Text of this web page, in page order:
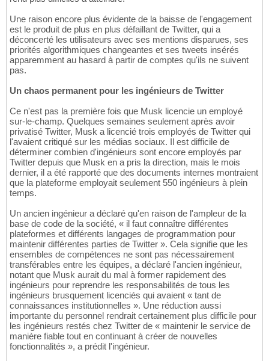
Une raison encore plus évidente de la baisse de l'engagement
est le produit de plus en plus défaillant de Twitter, qui a
déconcerté les utilisateurs avec ses mentions disparues, ses
priorités algorithmiques changeantes et ses tweets insérés
apparemment au hasard à partir de comptes qu'ils ne suivent
pas.
Un chaos permanent pour les ingénieurs de Twitter
Ce n'est pas la première fois que Musk licencie un employé
sur-le-champ. Quelques semaines seulement après avoir
privatisé Twitter, Musk a licencié trois employés de Twitter qui
l'avaient critiqué sur les médias sociaux. Il est difficile de
déterminer combien d'ingénieurs sont encore employés par
Twitter depuis que Musk en a pris la direction, mais le mois
dernier, il a été rapporté que des documents internes montraient
que la plateforme employait seulement 550 ingénieurs à plein
temps.
Un ancien ingénieur a déclaré qu'en raison de l'ampleur de la
base de code de la société, « il faut connaître différentes
plateformes et différents langages de programmation pour
maintenir différentes parties de Twitter ». Cela signifie que les
ensembles de compétences ne sont pas nécessairement
transférables entre les équipes, a déclaré l'ancien ingénieur,
notant que Musk aurait du mal à former rapidement des
ingénieurs pour reprendre les responsabilités de tous les
ingénieurs brusquement licenciés qui avaient « tant de
connaissances institutionnelles ». Une réduction aussi
importante du personnel rendrait certainement plus difficile pour
les ingénieurs restés chez Twitter de « maintenir le service de
manière fiable tout en continuant à créer de nouvelles
fonctionnalités », a prédit l'ingénieur.